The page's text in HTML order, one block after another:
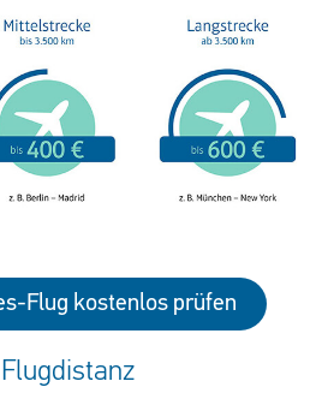
Flug kostenlos prüfen